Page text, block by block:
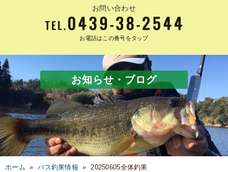
お問い合わせ
お電話はこの番号をタップ
お知らせ・ブログ
ホーム »バス釣果情報 »20250605全体釣果